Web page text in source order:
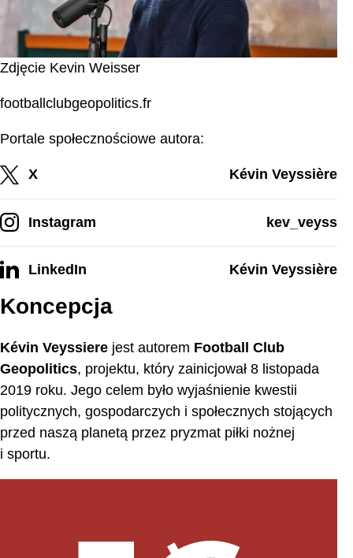
Zdjęcie Kevin Weisser
footballclubgeopolitics.fr
Portale społecznościowe autora:
X Kévin Veyssière
Instagram kev_veyss
LinkedIn Kévin Veyssière
Koncepcja
Kévin Veyssiere jest autorem Football Club
Geopolitics, projektu, który zainicjował 8 listopada
2019 roku. Jego celem było wyjaśnienie kwestii
politycznych, gospodarczych i społecznych stojących
przed naszą planetą przez pryzmat piłki nożnej
i sportu.